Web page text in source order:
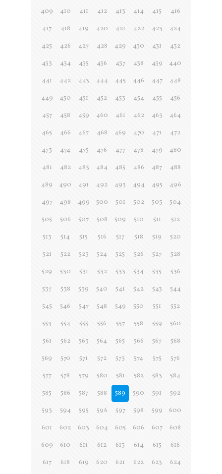
409
410 411 412 413 414 415
416
417
418 419 420 421 422 423
424
425
426 427 428 429 430 431
432
433
434 435 436 437 438 439
440
441
442 443 444 445 446 447
448
449
450 451 452 453 454 455
456
457
458 459 460 461 462 463
464
465
466 467 468 469 470 471
472
473
474 475 476 477 478 479
480
481
482 483 484 485 486 487
488
489
490 491 492 493 494 495
496
497
498 499 500 501 502 503
504
505
506 507 508 509 510 511
512
513
514 515 516 517 518 519
520
521
522 523 524 525 526 527
528
529
530 531 532 533 534 535
536
537
538 539 540 541 542 543
544
545
546 547 548 549 550 551
552
553
554 555 556 557 558 559
560
561
562 563 564 565 566 567
568
569
570 571 572 573 574 575
576
577
578 579 580 581 582 583
584
585
586 587 588 589 590 591
592
593
594 595 596 597 598 599
600
601
602 603 604 605 606 607
608
609
610 611 612 613 614 615
616
617
618 619 620 621 622 623
624